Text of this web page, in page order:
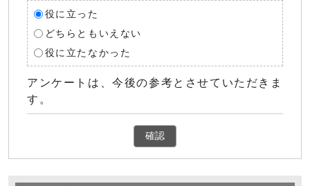
役に立った
どちらともいえない
役に立たなかった
アンケートは、今後の参考とさせていただきま
す。
確認